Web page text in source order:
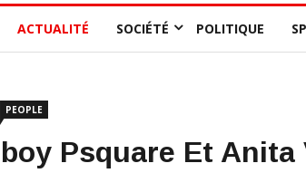
ACTUALITÉ SOCIÉTÉ POLITIQUE
PEOPLE
Psquare Et